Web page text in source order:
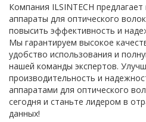
Компания ILSINTECH
аппараты для оптического
повысить эффективность и
Мы гарантируем высокое
удобство использования и
нашей команды экспертов.
производительность и
аппаратами для оптического
сегодня и станьте лидером в
данных!